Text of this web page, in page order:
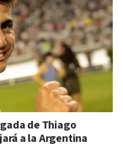
de Thiago
a la Argentina